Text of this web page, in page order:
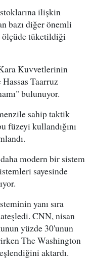
ilişkin
bazı diğer önemli
ölçüde tüketildiği
Kuvvetlerinin
Taarruz
bulunuyor.
sahip taktik
füzeyi kullandığını
modern bir sistem
sayesinde
yanı sıra
CNN, nisan
yüzde 30'unun
The Washington
aktardı.